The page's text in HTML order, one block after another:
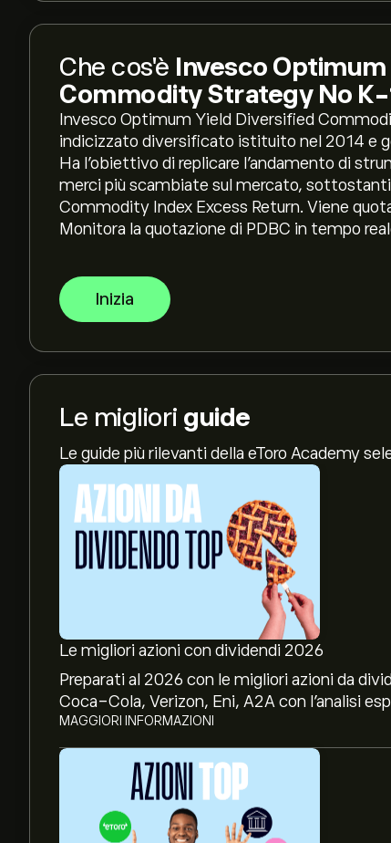
Che cos'è Invesco
Commodity Strategy No K-
Invesco Optimum Yield Diversified
indicizzato diversificato istituito nel 2014 e
Ha l’obiettivo di replicare l’andamento di
merci più scambiate sul mercato,
Commodity Index Excess Return. Viene
Monitora la quotazione di PDBC in tempo
Inizia
Le migliori guide
Le guide più rilevanti della eToro Academy
Le migliori azioni con dividendi 2026
Preparati al 2026 con le migliori azioni da
Coca-Cola, Verizon, Eni, A2A con l’analisi
MAGGIORI INFORMAZIONI